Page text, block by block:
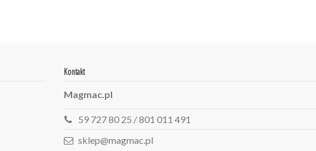
Kontakt
Magmac.pl
59 727 80 25 / 801 011 491
sklep@magmac.pl